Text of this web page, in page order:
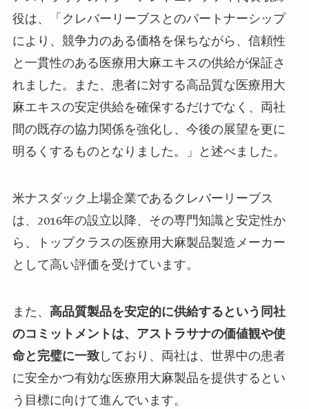
役は、「クレバーリーブスとのパートナーシップ
により、競争力のある価格を保ちながら、信頼性
と一貫性のある医療用大麻エキスの供給が保証さ
れました。また、患者に対する高品質な医療用大
麻エキスの安定供給を確保するだけでなく、両社
間の既存の協力関係を強化し、今後の展望を更に
明るくするものとなりました。」と述べました。
米ナスダック上場企業であるクレバーリーブス
は、 2016年の設立以降、その専門知識と安定性か
ら、トップクラスの医療用大麻製品製造メーカー
として高い評価を受けています。
また、 高品質製品を安定的に供給するという同社
のコミットメントは、アストラサナの価値観や使
命と完璧に一致しており、両社は、世界中の患者
に安全かつ有効な医療用大麻製品を提供するとい
う目標に向けて進んでいます。